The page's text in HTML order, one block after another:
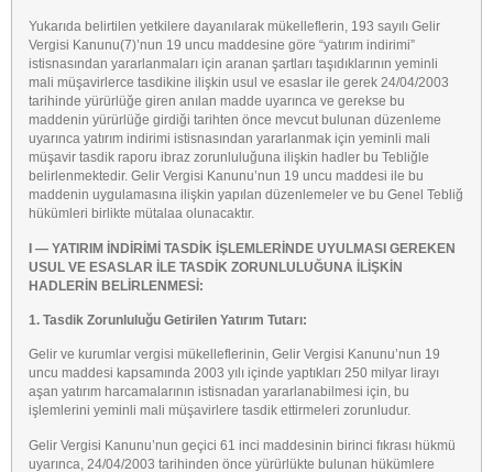
Yukarıda belirtilen yetkilere dayanılarak mükelleflerin, 193 sayılı Gelir
Vergisi Kanunu(7)’nun 19 uncu maddesine göre “yatırım indirimi”
istisnasından yararlanmaları için aranan şartları taşıdıklarının yeminli
mali müşavirlerce tasdikine ilişkin usul ve esaslar ile gerek 24/04/2003
tarihinde yürürlüğe giren anılan madde uyarınca ve gerekse bu
maddenin yürürlüğe girdiği tarihten önce mevcut bulunan düzenleme
uyarınca yatırım indirimi istisnasından yararlanmak için yeminli mali
müşavir tasdik raporu ibraz zorunluluğuna ilişkin hadler bu Tebliğle
belirlenmektedir. Gelir Vergisi Kanunu’nun 19 uncu maddesi ile bu
maddenin uygulamasına ilişkin yapılan düzenlemeler ve bu Genel Tebliğ
hükümleri birlikte mütalaa olunacaktır.
I — YATIRIM İNDİRİMİ TASDİK İŞLEMLERİNDE UYULMASI GEREKEN
USUL VE ESASLAR İLE TASDİK ZORUNLULUĞUNA İLİŞKİN
HADLERİN BELİRLENMESİ:
1. Tasdik Zorunluluğu Getirilen Yatırım Tutarı:
Gelir ve kurumlar vergisi mükelleflerinin, Gelir Vergisi Kanunu’nun 19
uncu maddesi kapsamında 2003 yılı içinde yaptıkları 250 milyar lirayı
aşan yatırım harcamalarının istisnadan yararlanabilmesi için, bu
işlemlerini yeminli mali müşavirlere tasdik ettirmeleri zorunludur.
Gelir Vergisi Kanunu’nun geçici 61 inci maddesinin birinci fıkrası hükmü
uyarınca, 24/04/2003 tarihinden önce yürürlükte bulunan hükümlere